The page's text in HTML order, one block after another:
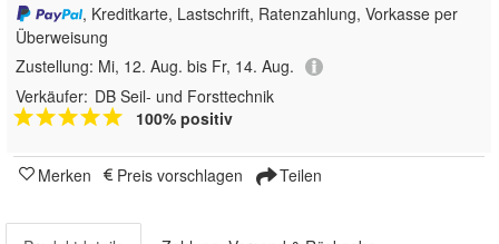
, Kreditkarte, Lastschrift, Ratenzahlung, Vorkasse per
Überweisung
Zustellung: Mi, 12. Aug. bis Fr, 14. Aug.
Verkäufer: DB Seil- und Forsttechnik
100% positiv
Merken Preis vorschlagen Teilen